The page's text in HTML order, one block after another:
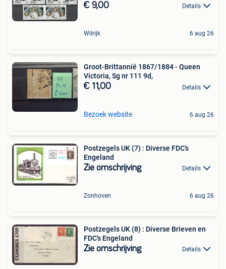
€ 9,00 Details
Wilrijk 6 aug 26
Groot-Brittannië 1867/1884 - Queen
Victoria, Sg nr 111 9d,
€ 11,00 Details
Bezoek website 6 aug 26
Postzegels UK (7) : Diverse FDC's
Engeland
Zie omschrijving Details
Zonhoven 6 aug 26
Postzegels UK (8) : Diverse Brieven en
FDC's Engeland
Zie omschrijving Details